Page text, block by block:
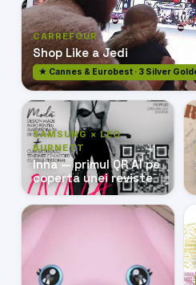
CARREFOUR
Shop Like a Jedi
★ Cannes & Eurobest · 3 Silver
SAMSUNG × LEO
BURNETT
Inna — primul QR AI pe
coperta unei reviste